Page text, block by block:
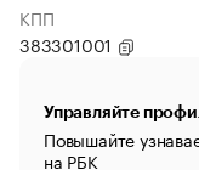
КПП
383301001
Управляйте
Повышайте
на РБК